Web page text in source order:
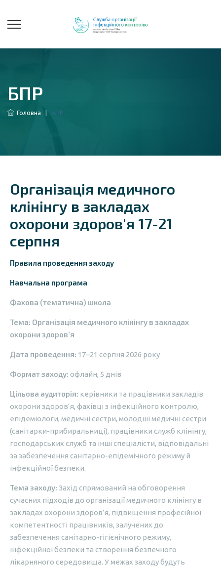
БПР
Головна БПР
Організація медичного
клінінгу в закладах
охорони здоров'я 17-21
серпня
Правила проведення заходу
Навчальна програма
Фахова (тематична) школа
Тема: Організація медичного клінінгу в закладах
охорони здоров’я
Дата проведення: 17–21 серпня 2026 року
Формат заходу: офлайн, 5 днів
Цільова аудиторія: керівники та працівники закладів
охорони здоров’я, фахівці з інфекційного контролю,
епідеміологи, медичні сестри, молодші медичні сестри
(санітарки-прибиральниці), працівники служб клінінгу,
господарських служб та інші спеціалісти, відповідальні
за забезпечення санітарно-епідемічного режиму й
інфекційної безпеки.
Тема заходу: Захід спрямований на обговорення
сучасних підходів до організації медичного клінінгу в
закладах охорони здоров’я, підвищення професійної
компетентності працівників, залучених до
забезпечення санітарно-гігієнічного режиму,
інфекційної безпеки та створення безпечного
лікарняного середовища. У межах заходу будуть